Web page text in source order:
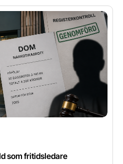
som fritidsledare